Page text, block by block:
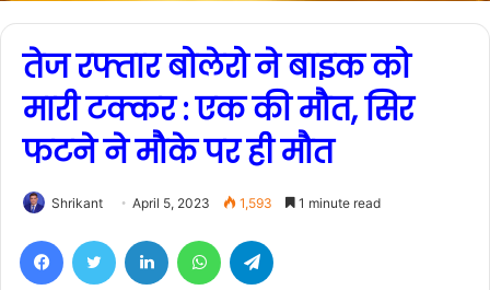
तेज रफ्तार बोलेरो ने बाइक को
मारी टक्कर : एक की मौत, सिर
फटने ने मौके पर ही मौत
Shrikant April 5, 2023 1,593 1 minute read